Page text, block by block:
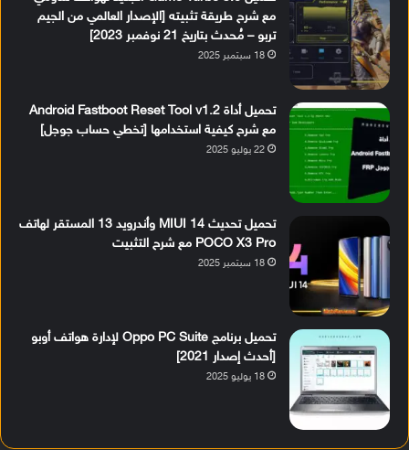
مع شرح طريقة تثبيته [الإصدار العالمي من الجيم
تربو – مُحدث بتاريخ 21 نوفمبر 2023]
18 سبتمبر 2025
تحميل أداة Android Fastboot Reset Tool v1.2
مع شرح كيفية استخدامها [تخطي حساب جوجل]
22 يوليو 2025
تحميل تحديث MIUI 14 وأندرويد 13 المستقر لهاتف
POCO X3 Pro مع شرح التثبيت
18 سبتمبر 2025
تحميل برنامج Oppo PC Suite لإدارة هواتف أوبو
[أحدث إصدار 2021]
18 يوليو 2025